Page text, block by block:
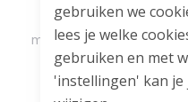
ma t/m vr 09.00 - 12.00
© MOOI OOK 2026 |
gebruiken we
lees je welke
gebruiken en met
'instellingen' kan